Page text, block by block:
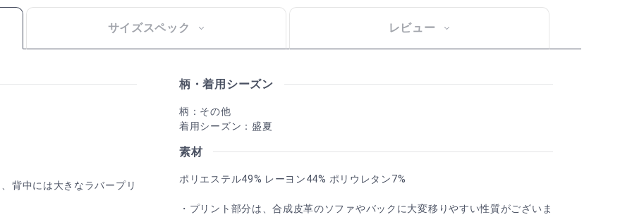
サイズスペック レビュー
背中には大きなラバープリ
柄・着用シーズン
柄：その他
着用シーズン：盛夏
素材
ポリエステル49% レーヨン44% ポリウレタン7%
・プリント部分は、合成皮革のソファやバックに大変移りやすい性質がございま